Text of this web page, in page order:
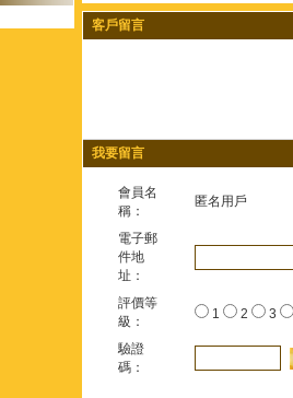
客戶留言
我要留言
會員名
稱：
匿名用戶
電子郵
件地
址：
評價等
級：
1 2 3
驗證
碼：